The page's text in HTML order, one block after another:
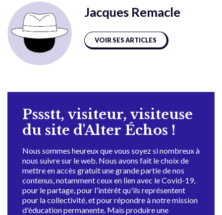
Jacques Remacle
VOIR SES ARTICLES
Pssstt, visiteur, visiteuse
du site d'Alter Échos !
Nous sommes heureux que vous soyez si nombreux à
nous suivre sur le web. Nous avons fait le choix de
mettre en accès gratuit une grande partie de nos
contenus, notamment ceux en lien avec le Covid-19,
pour le partage, pour l'intérêt qu'ils représentent
pour la collectivité, et pour répondre à notre mission
d'éducation permanente. Mais produire une